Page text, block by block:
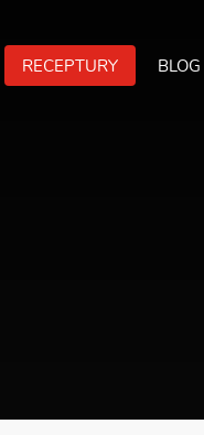
RECEPTURY BLOG